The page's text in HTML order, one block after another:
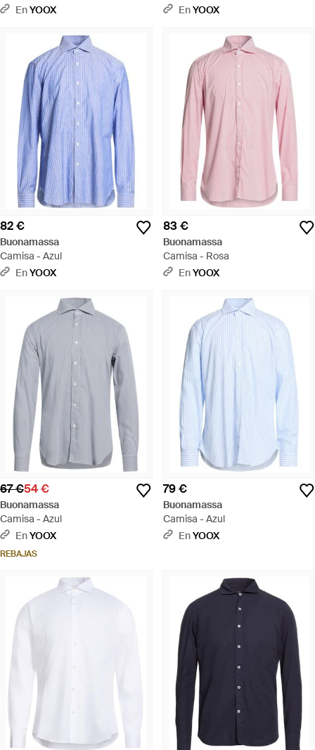
EnYOOX EnYOOX
82 €
Buonamassa
Camisa - Azul
EnYOOX
83 €
Buonamassa
Camisa - Rosa
EnYOOX
67 €54 €
Buonamassa
Camisa - Azul
EnYOOX
REBAJAS
79 €
Buonamassa
Camisa - Azul
EnYOOX